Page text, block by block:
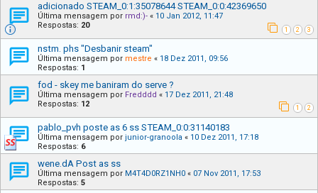
adicionado STEAM_0:1:35078644 STEAM_0:0:42369650
Última mensagem por rmd:)- « 10 Jan 2012, 11:47
Respostas: 20 1 2 3
nstm. phs "Desbanir steam"
Última mensagem por mestre « 18 Dez 2011, 09:56
Respostas: 1
fod - skey me baniram do serve ?
Última mensagem por Fredddd « 17 Dez 2011, 21:48
Respostas: 12 1 2
pablo_pvh poste as 6 ss STEAM_0:0:31140183
Última mensagem por junior-granoola « 10 Dez 2011, 17:18
Respostas: 6
wene.dA Post as ss
Última mensagem por M4T4D0RZ1NH0 « 07 Nov 2011, 17:53
Respostas: 5